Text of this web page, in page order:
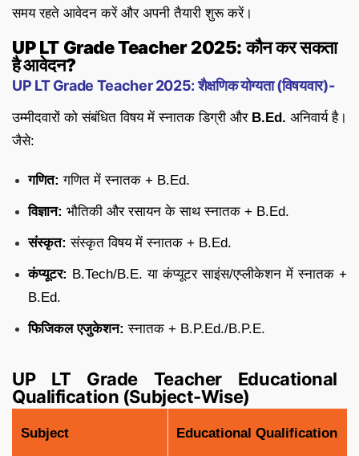
समय रहते आवेदन करें और अपनी तैयारी शुरू करें।
UP LT Grade Teacher 2025: कौन कर सकता
है आवेदन?
UP LT Grade Teacher 2025: शैक्षणिक योग्यता (विषयवार)-
उम्मीदवारों को संबंधित विषय में स्नातक डिग्री और B.Ed. अनिवार्य है।
जैसे:
गणित: गणित में स्नातक + B.Ed.
विज्ञान: भौतिकी और रसायन के साथ स्नातक + B.Ed.
संस्कृत: संस्कृत विषय में स्नातक + B.Ed.
कंप्यूटर: B.Tech/B.E. या कंप्यूटर साइंस/एप्लीकेशन में स्नातक +
B.Ed.
फिजिकल एजुकेशन: स्नातक + B.P.Ed./B.P.E.
UP LT Grade Teacher Educational
Qualification (Subject-Wise)
Subject Educational Qualification